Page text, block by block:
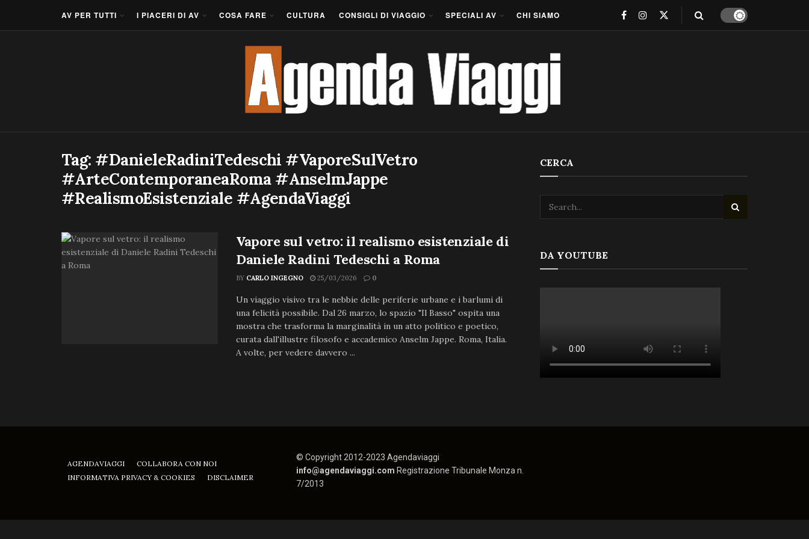
AV PER TUTTI I PIACERI DI AV COSA FARE CULTURA CONSIGLI DI VIAGGIO SPECIALI AV CHI SIAMO
Tag: #DanieleRadiniTedeschi #VaporeSulVetro
#ArteContemporaneaRoma #AnselmJappe
#RealismoEsistenziale #AgendaViaggi
Vapore sul vetro: il realismo esistenziale di
Daniele Radini Tedeschi a Roma
BY CARLO INGEGNO 25/03/2026 0
Un viaggio visivo tra le nebbie delle periferie urbane e i barlumi di
una felicità possibile. Dal 26 marzo, lo spazio "Il Basso" ospita una
mostra che trasforma la marginalità in un atto politico e poetico,
curata dall'illustre filosofo e accademico Anselm Jappe. Roma, Italia.
A volte, per vedere davvero ...
CERCA
DA YOUTUBE
AGENDAVIAGGI
COLLABORA CON NOI
INFORMATIVA PRIVACY & COOKIES
DISCLAIMER
© Copyright 2012-2023 Agendaviaggi
info@agendaviaggi.com Registrazione Tribunale Monza n.
7/2013